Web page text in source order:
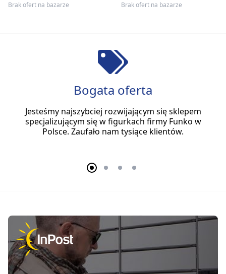
Brak ofert na bazarze Brak ofert na bazarze
Bogata oferta
Jesteśmy najszybciej rozwijającym się sklepem
specjalizującym się w figurkach firmy Funko w
Polsce. Zaufało nam tysiące klientów.